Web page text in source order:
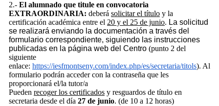
2.- El alumnado que titule en convocatoria
EXTRAORDINARIA: deberá solicitar el título y la
certificación académica entre el 20 y el 25 de junio. La solicitud
se realizará enviando la documentación a través del
formulario correspondiente, siguiendo las instrucciones
publicadas en la página web del Centro (punto 2 del
siguiente
enlace: https://iesfmontseny.com/index.php/es/secretaria/titols). Al
formulario podrán acceder con la contraseña que les
proporcionará el/la tutor/a
Pueden recoger los certificados y resguardos de título en
secretaria desde el día 27 de junio. (de 10 a 12 horas)